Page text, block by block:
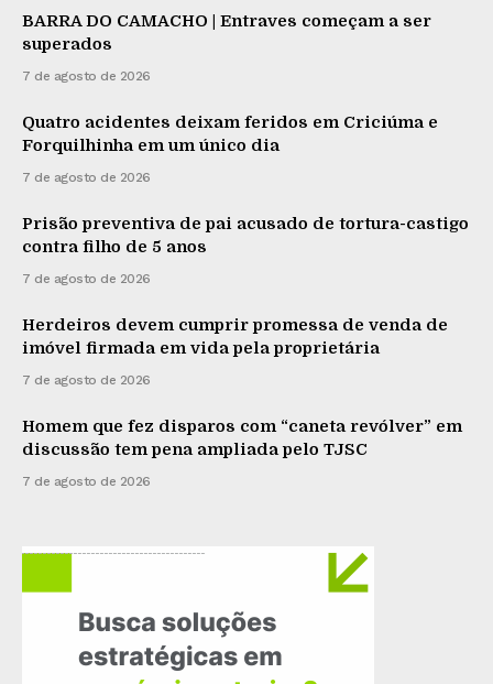
BARRA DO CAMACHO | Entraves começam a ser
superados
7 de agosto de 2026
Quatro acidentes deixam feridos em Criciúma e
Forquilhinha em um único dia
7 de agosto de 2026
Prisão preventiva de pai acusado de tortura-castigo
contra filho de 5 anos
7 de agosto de 2026
Herdeiros devem cumprir promessa de venda de
imóvel firmada em vida pela proprietária
7 de agosto de 2026
Homem que fez disparos com “caneta revólver” em
discussão tem pena ampliada pelo TJSC
7 de agosto de 2026